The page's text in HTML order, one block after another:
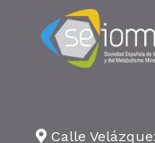
Calle